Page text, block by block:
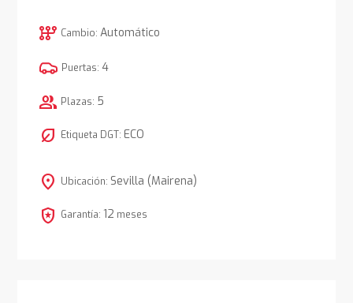
auto_transmission Cambio: Automático
Puertas: 4
group Plazas: 5
nest_eco_leaf Etiqueta DGT: ECO
location_on Ubicación: Sevilla (Mairena)
local_police Garantía: 12 meses